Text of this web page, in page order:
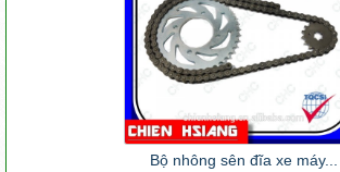
Bộ nhông sên đĩa xe máy...